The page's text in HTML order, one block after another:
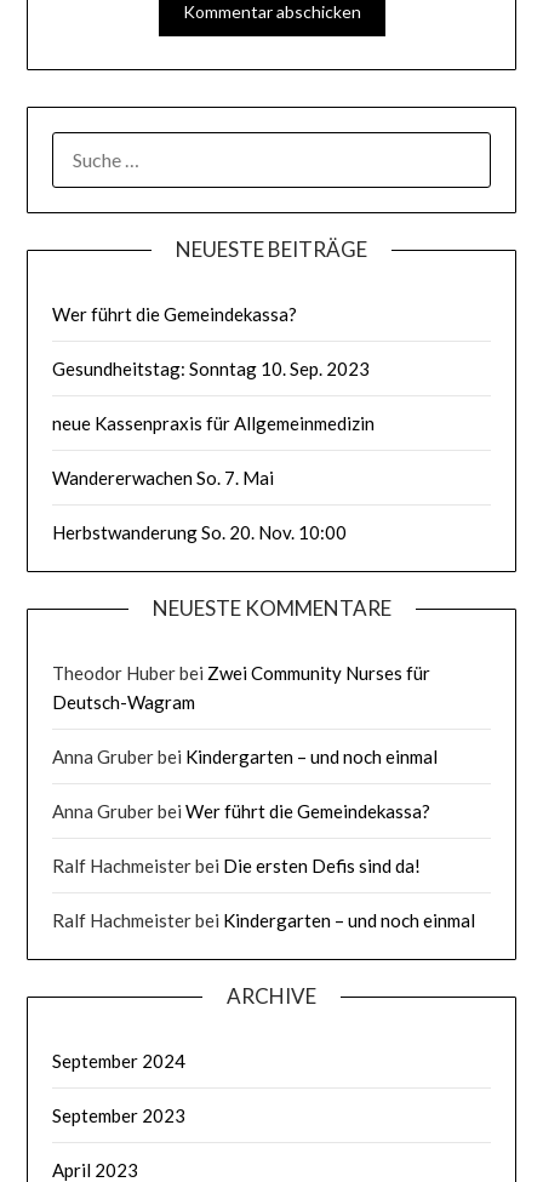
NACH:
NEUESTE BEITRÄGE
Wer führt die Gemeindekassa?
Gesundheitstag: Sonntag 10. Sep. 2023
neue Kassenpraxis für Allgemeinmedizin
Wandererwachen So. 7. Mai
Herbstwanderung So. 20. Nov. 10:00
NEUESTE KOMMENTARE
Theodor Huberbei Zwei Community Nurses für
Deutsch-Wagram
Anna Gruberbei Kindergarten – und noch einmal
Anna GruberbeiWer führt die Gemeindekassa?
Ralf Hachmeisterbei Die ersten Defis sind da!
Ralf Hachmeisterbei Kindergarten – und noch einmal
ARCHIVE
September 2024
September 2023
April 2023